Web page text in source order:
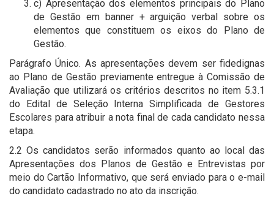
c) Apresentação dos elementos principais do Plano
de Gestão em banner + arguição verbal sobre os
elementos que constituem os eixos do Plano de
Gestão.
Parágrafo Único. As apresentações devem ser fidedignas
ao Plano de Gestão previamente entregue à Comissão de
Avaliação que utilizará os critérios descritos no item 5.3.1
do Edital de Seleção Interna Simplificada de Gestores
Escolares para atribuir a nota final de cada candidato nessa
etapa.
2.2 Os candidatos serão informados quanto ao local das
Apresentações dos Planos de Gestão e Entrevistas por
meio do Cartão Informativo, que será enviado para o e-mail
do candidato cadastrado no ato da inscrição.